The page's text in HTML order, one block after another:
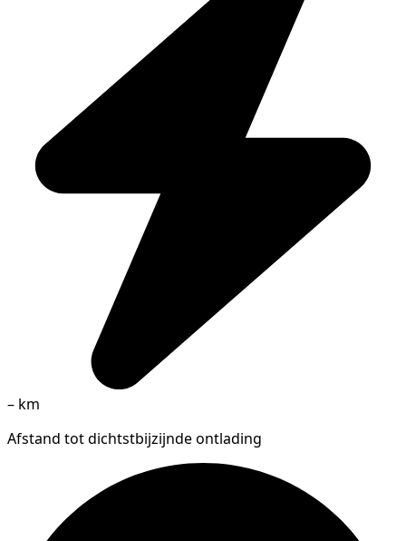
– km
Afstand tot dichtstbijzijnde ontlading